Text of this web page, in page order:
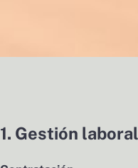
1. Gestión laboral